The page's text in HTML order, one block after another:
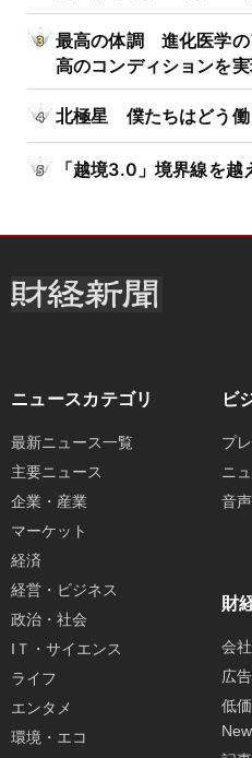
最高の体調 進化医学の
高のコンディションを
北極星 僕たちはどう働
「越境3.0」境界線を
ニュースカテゴリ
最新ニュース一覧
主要ニュース
企業・産業
マーケット
経済
経営・ビジネス
政治・社会
IＴ・サイエンス
ライフ
エンタメ
環境・エコ
ビ
プ
ニ
音
財
会
広
低